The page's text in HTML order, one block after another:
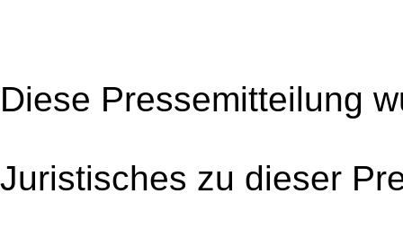
Diese Pressemitteilung
Juristisches zu dieser